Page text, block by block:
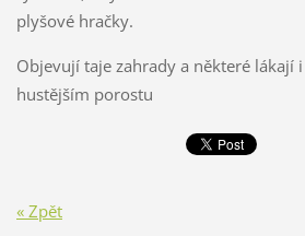
plyšové hračky.
Objevují taje zahrady a některé lákají
hustějším porostu
« Zpět